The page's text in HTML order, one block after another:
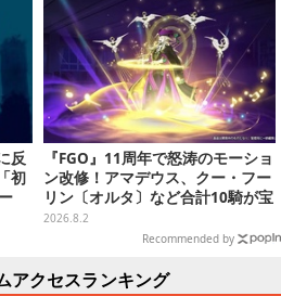
反
初
『FGO』11周年で怒涛のモーショ
ン改修！アマデウス、クー・フー
リン〔オルタ〕など合計10騎が宝
具演出含めリニューアル
2026.8.2
Recommended by
アクセスランキング